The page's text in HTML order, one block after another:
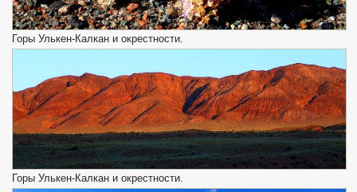
Горы Улькен-Калкан и окрестности.
Горы Улькен-Калкан и окрестности.